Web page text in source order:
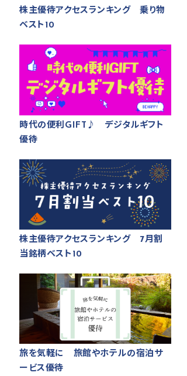
株主優待アクセスランキング 乗り物
ベスト10
時代の便利GIFT♪ デジタルギフト
優待
株主優待アクセスランキング 7月割
当銘柄ベスト10
旅を気軽に 旅館やホテルの宿泊サ
ービス優待